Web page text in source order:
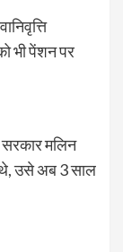
भी पेंशन पर
मलिन
थे, उसे अब 3 साल